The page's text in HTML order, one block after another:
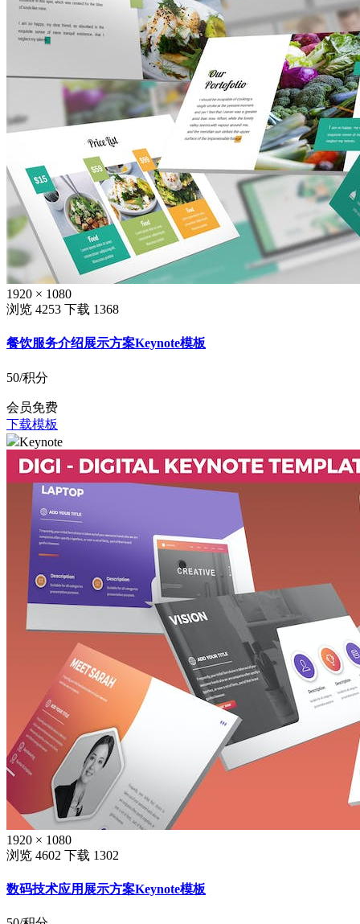
1920 × 1080
浏览 4253 下载 1368
餐饮服务介绍展示方案Keynote模板
50/积分
会员免费
下载模板
Keynote
1920 × 1080
浏览 4602 下载 1302
数码技术应用展示方案Keynote模板